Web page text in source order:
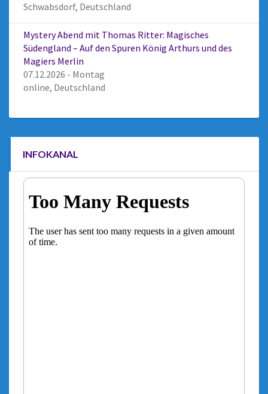
Schwabsdorf, Deutschland
Mystery Abend mit Thomas Ritter: Magisches
Südengland – Auf den Spuren König Arthurs und des
Magiers Merlin
07.12.2026 - Montag
online, Deutschland
INFOKANAL